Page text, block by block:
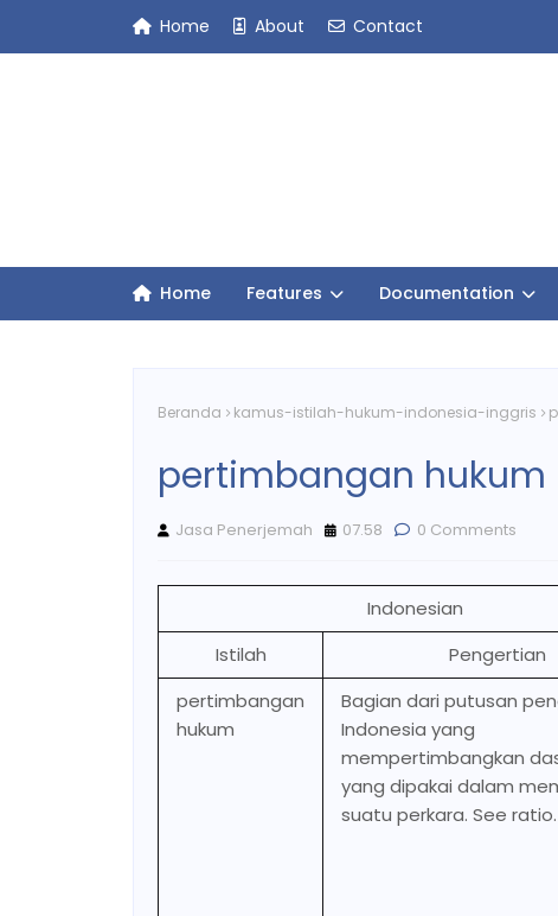
Home About Contact
Home Features Documentation
Beranda kamus-istilah-hukum-indonesia-inggris
pertimbangan hukum
Jasa Penerjemah 07.58 0 Comments
Indonesian
Istilah
Pengertian
pertimbangan
hukum
Bagian dari putusan
Indonesia yang
mempertimbangkan
yang dipakai dalam
suatu perkara. See ratio.